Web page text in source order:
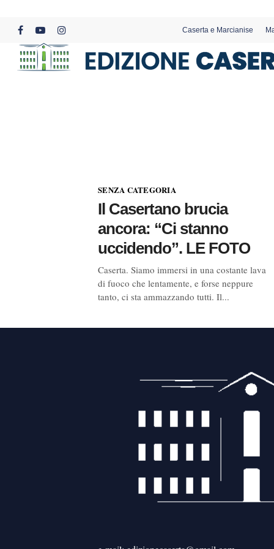
content
facebookyoutubeinstagram
Caserta e Marcianise
SENZA CATEGORIA
Il Casertano brucia
ancora: “Ci stanno
uccidendo”. LE FOTO
Caserta. Siamo immersi in una costante lava
di fuoco che lentamente, e forse neppure
tanto, ci sta ammazzando tutti. Il...